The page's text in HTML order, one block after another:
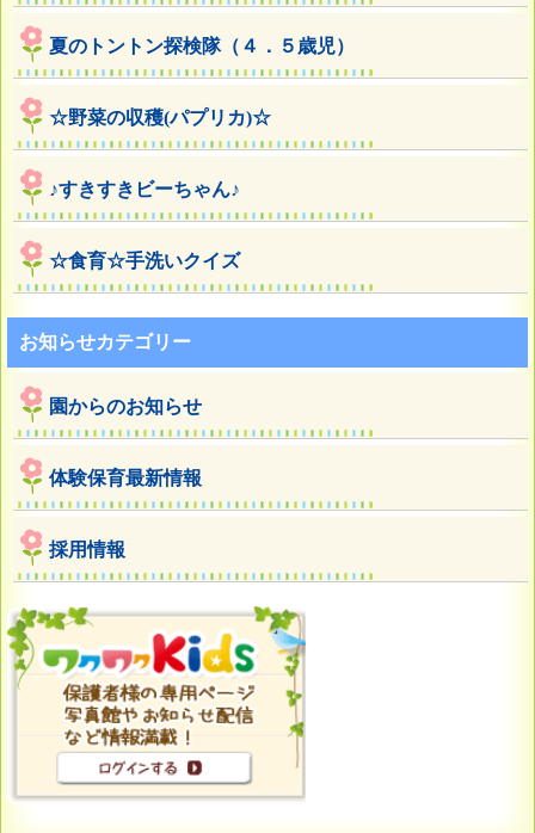
夏のトントン探検隊（４．５歳児）
☆野菜の収穫(パプリカ)☆
♪すきすきビーちゃん♪
☆食育☆手洗いクイズ
お知らせカテゴリー
園からのお知らせ
体験保育最新情報
採用情報